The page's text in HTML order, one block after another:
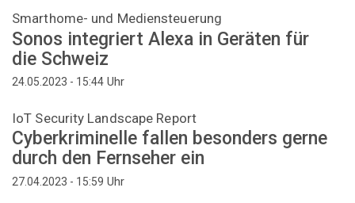
Smarthome- und Mediensteuerung
Sonos integriert Alexa in Geräten für
die Schweiz
24.05.2023 - 15:44 Uhr
IoT Security Landscape Report
Cyberkriminelle fallen besonders gerne
durch den Fernseher ein
27.04.2023 - 15:59 Uhr